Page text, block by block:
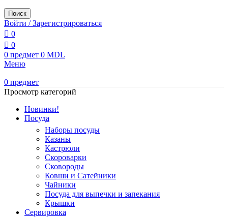
Поиск
Войти / Зарегистрироваться
0
0
0 предмет 0 MDL
Меню
0 предмет
Просмотр категорий
Новинки!
Посуда
Наборы посуды
Казаны
Кастрюли
Скороварки
Сковороды
Ковши и Сатейники
Чайники
Посуда для выпечки и запекания
Крышки
Сервировка